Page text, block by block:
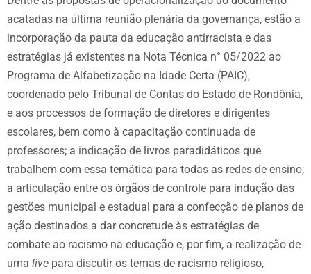
acatadas na última reunião plenária da governança, estão a
incorporação da pauta da educação antirracista e das
estratégias já existentes na Nota Técnica n° 05/2022 ao
Programa de Alfabetização na Idade Certa (PAIC),
coordenado pelo Tribunal de Contas do Estado de Rondônia,
e aos processos de formação de diretores e dirigentes
escolares, bem como à capacitação continuada de
professores; a indicação de livros paradidáticos que
trabalhem com essa temática para todas as redes de ensino;
a articulação entre os órgãos de controle para indução das
gestões municipal e estadual para a confecção de planos de
ação destinados a dar concretude às estratégias de
combate ao racismo na educação e, por fim, a realização de
uma live para discutir os temas de racismo religioso,